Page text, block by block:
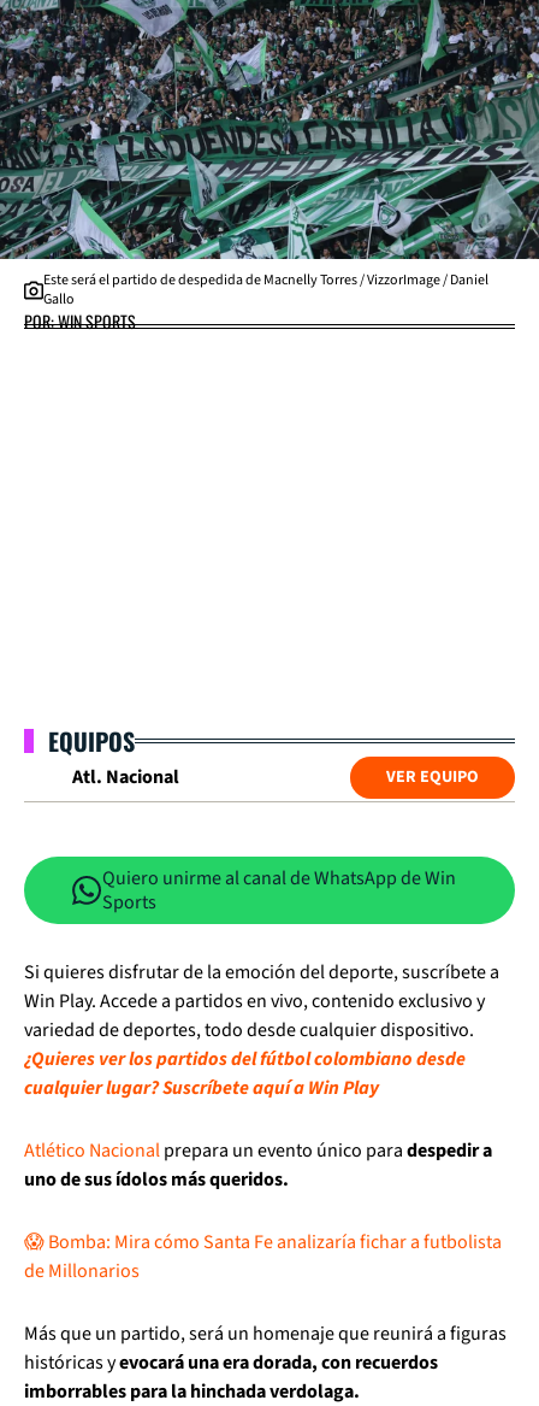
Este será el partido de despedida de Macnelly Torres / VizzorImage / Daniel
Gallo
POR: WIN SPORTS
EQUIPOS
Atl. Nacional VER EQUIPO
Quiero unirme al canal de WhatsApp de Win
Sports
Si quieres disfrutar de la emoción del deporte, suscríbete a
Win Play. Accede a partidos en vivo, contenido exclusivo y
variedad de deportes, todo desde cualquier dispositivo.
¿Quieres ver los partidos del fútbol colombiano desde
cualquier lugar? Suscríbete aquí a Win Play
Atlético Nacionalprepara un evento único paradespedir a
uno de sus ídolos más queridos.
😱 Bomba: Mira cómo Santa Fe analizaría fichar a futbolista
de Millonarios
Más que un partido, será un homenaje que reunirá a figuras
históricas yevocará una era dorada, con recuerdos
imborrables para la hinchada verdolaga.